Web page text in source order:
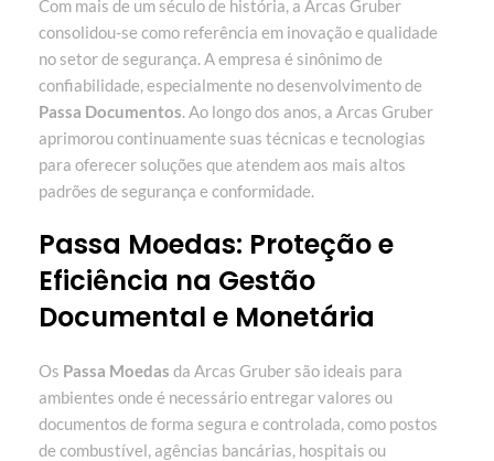
Com mais de um século de história, a Arcas Gruber
consolidou-se como referência em inovação e qualidade
no setor de segurança. A empresa é sinônimo de
confiabilidade, especialmente no desenvolvimento de
Passa Documentos. Ao longo dos anos, a Arcas Gruber
aprimorou continuamente suas técnicas e tecnologias
para oferecer soluções que atendem aos mais altos
padrões de segurança e conformidade.
Passa Moedas: Proteção e
Eficiência na Gestão
Documental e Monetária
Os Passa Moedas da Arcas Gruber são ideais para
ambientes onde é necessário entregar valores ou
documentos de forma segura e controlada, como postos
de combustível, agências bancárias, hospitais ou